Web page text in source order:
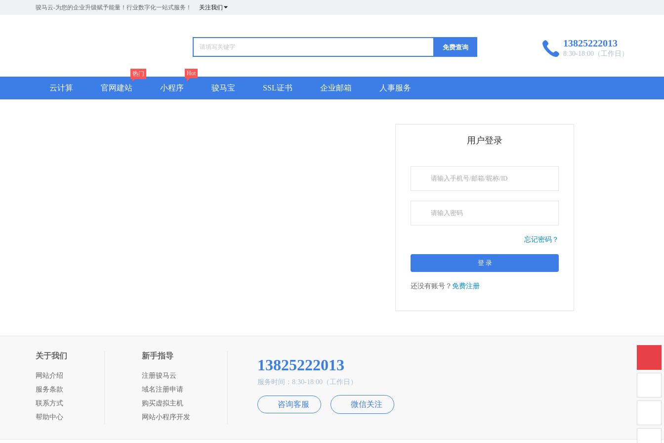
骏马云-为您的企业升级赋予能量！行业数字化一站式服务！ 关注我们
免费查询  13825222013
8:30-18:00（工作日）
云计算 官网建站
热门
小程序
Hot
骏马宝 SSL证书 企业邮箱 人事服务
用户登录
忘记密码？
还没有账号？ 免费注册
关于我们
网站介绍
服务条款
联系方式
帮助中心
新手指导
注册骏马云
域名注册申请
购买虚拟主机
网站小程序开发
13825222013
服务时间：8:30-18:00（工作日）
咨询客服 微信关注